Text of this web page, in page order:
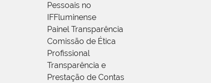
Pessoais no
IFFluminense
Painel Transparência
Comissão de Ética
Profissional
Transparência e
Prestação de Contas